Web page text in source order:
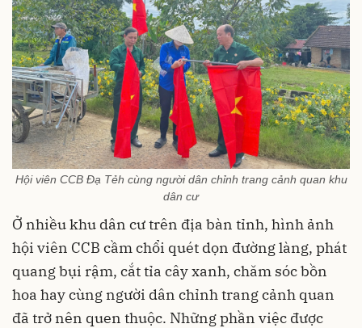
Hội viên CCB Đạ Tẻh cùng người dân chỉnh trang cảnh quan khu
dân cư
Ở nhiều khu dân cư trên địa bàn tỉnh, hình ảnh
hội viên CCB cầm chổi quét dọn đường làng, phát
quang bụi rậm, cắt tỉa cây xanh, chăm sóc bồn
hoa hay cùng người dân chỉnh trang cảnh quan
đã trở nên quen thuộc. Những phần việc được